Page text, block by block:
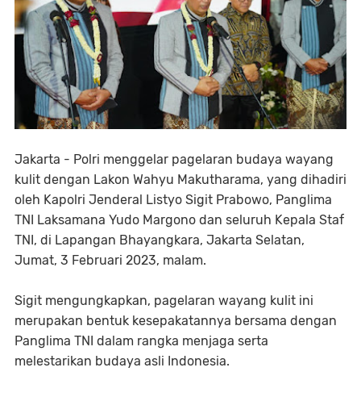
Jakarta - Polri menggelar pagelaran budaya wayang
kulit dengan Lakon Wahyu Makutharama, yang dihadiri
oleh Kapolri Jenderal Listyo Sigit Prabowo, Panglima
TNI Laksamana Yudo Margono dan seluruh Kepala Staf
TNI, di Lapangan Bhayangkara, Jakarta Selatan,
Jumat, 3 Februari 2023, malam.
Sigit mengungkapkan, pagelaran wayang kulit ini
merupakan bentuk kesepakatannya bersama dengan
Panglima TNI dalam rangka menjaga serta
melestarikan budaya asli Indonesia.